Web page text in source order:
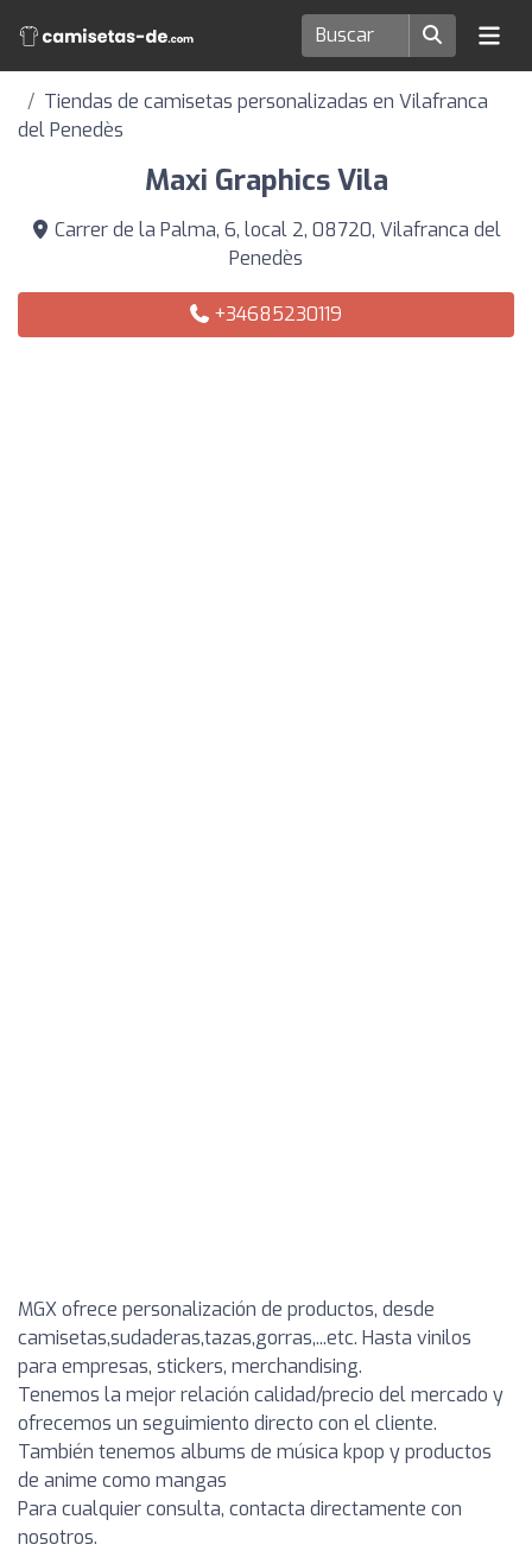
Tiendas de camisetas personalizadas en Vilafranca
del Penedès
Maxi Graphics Vila
Carrer de la Palma, 6, local 2, 08720, Vilafranca del
Penedès
+34685230119
MGX ofrece personalización de productos, desde
camisetas,sudaderas,tazas,gorras,...etc. Hasta vinilos
para empresas, stickers, merchandising.
Tenemos la mejor relación calidad/precio del mercado y
ofrecemos un seguimiento directo con el cliente.
También tenemos albums de música kpop y productos
de anime como mangas
Para cualquier consulta, contacta directamente con
nosotros.